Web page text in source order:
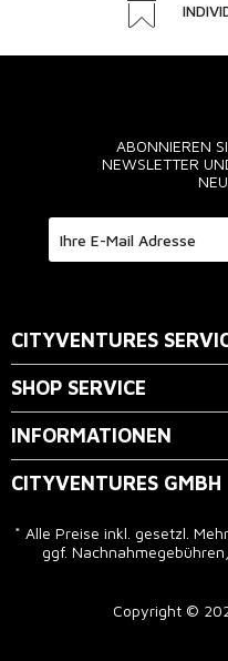
ABONNIEREN
NEWSLETTER
CITYVENTURES
SHOP SERVICE
INFORMATIONEN
CITYVENTURES GMBH
* Alle Preise inkl. gesetzl.
ggf.
Copyright ©